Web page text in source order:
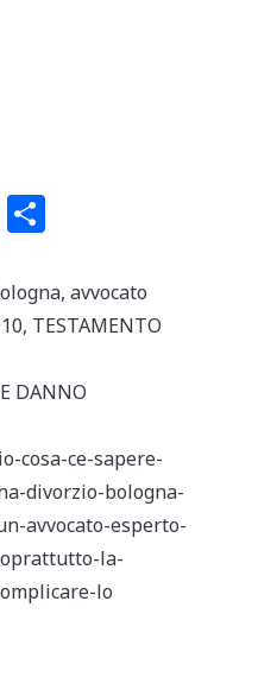
G
n
di
di
,avvocato
, TESTAMENTO
DANNO
cosa-ce-sapere-
divorzio-bologna-
avvocato-esperto-
la-
lo